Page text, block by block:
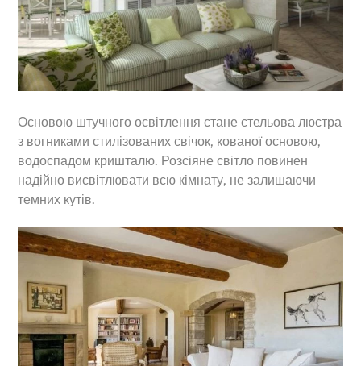
Основою штучного освітлення стане стельова люстра
з вогниками стилізованих свічок, кованої основою,
водоспадом кришталю. Розсіяне світло повинен
надійно висвітлювати всю кімнату, не залишаючи
темних кутів.